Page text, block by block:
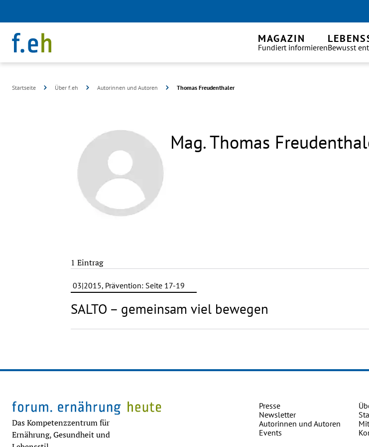
MAGAZIN
Fundiert informierenBewusst
Startseite Über f.eh Autorinnen und Autoren Thomas Freudenthaler
Mag. Thomas
1 Eintrag
03|2015, Prävention: Seite 17-19
SALTO – gemeinsam viel bewegen
Das Kompetenzzentrum für
Ernährung, Gesundheit und
Presse
Newsletter
Autorinnen und Autoren
Events